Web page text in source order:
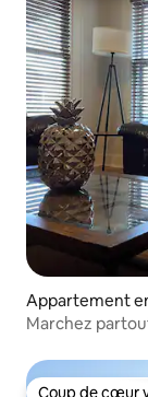
Appartement
Marchez
Coup de cœur